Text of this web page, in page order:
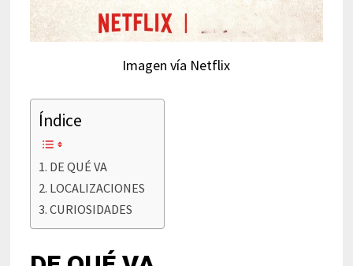
Imagen vía Netflix
Índice
DE QUÉ VA
LOCALIZACIONES
CURIOSIDADES